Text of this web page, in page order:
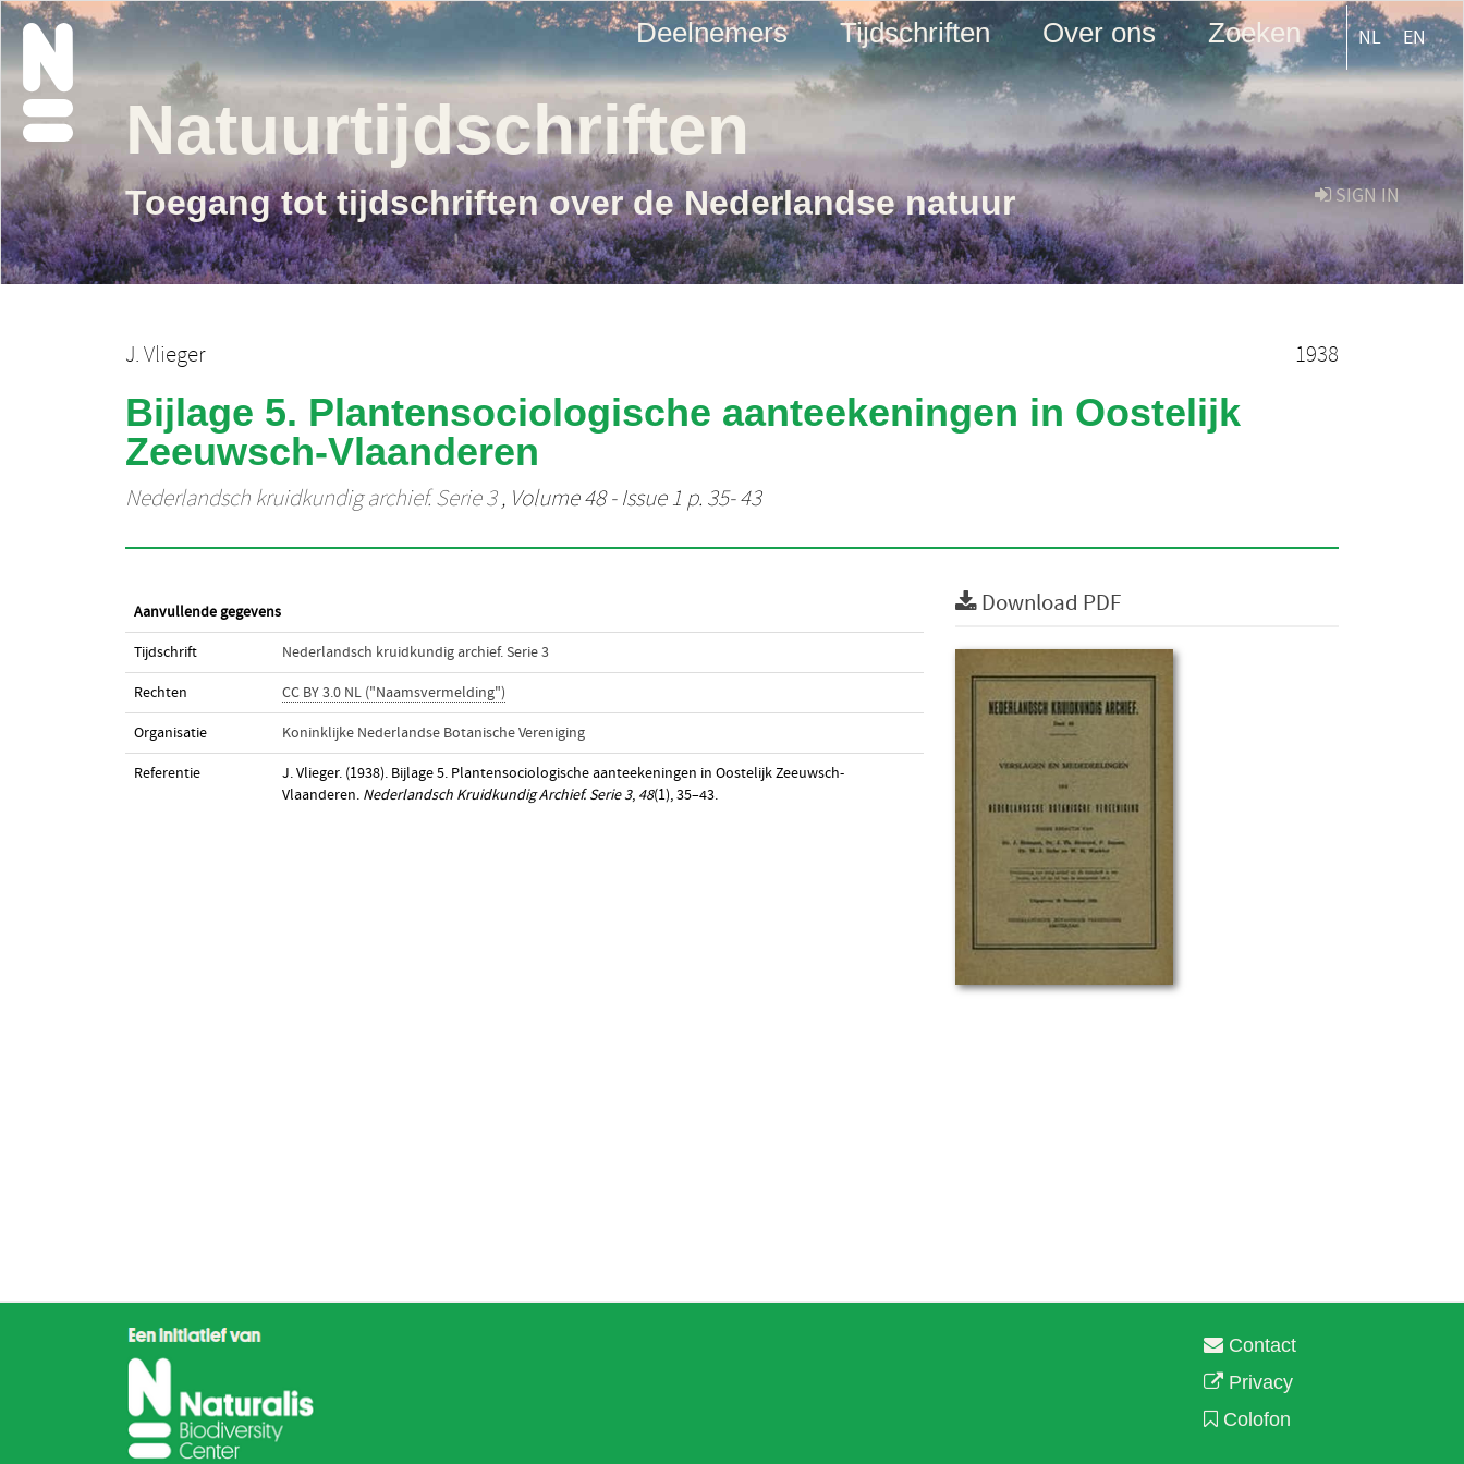
Deelnemers Tijdschriften Over ons Zoeken NL EN
SIGN IN
Natuurtijdschriften
Toegang tot tijdschriften over de Nederlandse natuur
J. Vlieger 1938
Bijlage 5. Plantensociologische aanteekeningen in Oostelijk
Zeeuwsch-Vlaanderen
Nederlandsch kruidkundig archief. Serie 3, Volume 48 - Issue 1 p. 35- 43
Aanvullende gegevens
Tijdschrift Nederlandsch kruidkundig archief. Serie 3
Rechten CC BY 3.0 NL ("Naamsvermelding")
Organisatie Koninklijke Nederlandse Botanische Vereniging
Referentie
J. Vlieger. (1938). Bijlage 5. Plantensociologische aanteekeningen in Oostelijk Zeeuwsch-
Vlaanderen. Nederlandsch Kruidkundig Archief. Serie 3, 48(1), 35–43.
Download PDF
Contact
Privacy
Colofon